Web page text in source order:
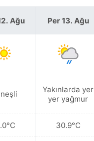
Ağu Per 13. Ağu
Yakınlarda yer
yer yağmur
30.9°C